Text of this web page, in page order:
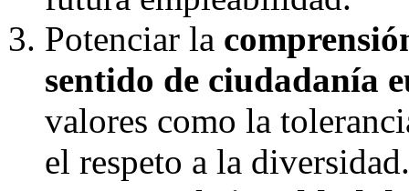
Potenciar la
sentido de ciudadanía
valores como la
el respeto a la diversidad.